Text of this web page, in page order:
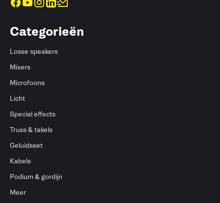
Categorieën
Losse speakers
Mixers
Microfoons
Licht
Special effects
Truss & takels
Geluidsset
Kabels
Podium & gordijn
Meer